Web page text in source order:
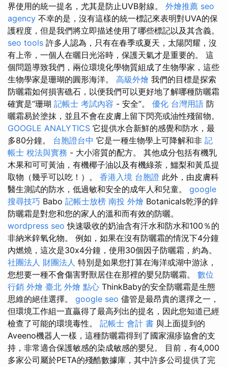
界使用的統一提名，尤其是防止UVB射線。 外燴推薦 seo
agency 不幸的是，沒有這樣的統一標記來表明對UVA的保
護程度，但是我們將立即描述使用了哪些標記以及其含義。
seo tools 許多人認為，只有在春季或夏天，太陽閃耀，沒
有上帝，一個人在曬日光浴時，保護天氣才是重要的。 這
個問題導致我們，兩位環境化學物質組成了生物學家，這些
生物學家是珊瑚的圓形海洋。 高級外燴 我們的目標是探索
防曬霜如何損害礁石，以便我們可以更好地了解哪種防曬霜
確實是“珊瑚 記帳士 考試內容 - 安全”。 優化 台灣用語 防
曬霜易於塗抹，並且不會在皮膚上留下閃亮或油性殘留物。
GOOGLE ANALYTICS 它提供水合新鮮的感覺和防水，最
多80分鐘。 台胞證台中 它是一種生物學上可降解和非 記
帳士 稅法與實務 - 大小溶質的配方。 其他成分包括有機乳
木果和可可黃油，有機椰子油以及有機綠茶，鱷梨和黃瓜提
取物（幾乎可以吃！）。 香港入境 台胞證 此外，由皮膚科
醫生測試的防水，低過敏和安全的成年人和兒童。 google
搜尋技巧 Babo 記帳士放榜 南投 外燴 Botanicals乾淨的鋅
防曬霜是對您和您的家人的溫和而有效的防曬。
wordpress seo 快速吸收的奶油含有汗水和防水和100％的
非納米鋅氧化物。 例如，如果在沒有防曬霜的情況下4分鐘
內燃燒，這次是30x4分鐘，使用30個因子防曬霜，約為。
社團法人 財團法人 特別是如果您打算在海洋或湖中游泳，
您想要一種不會傷害野獸居住在那裡的嬰兒防曬霜。 數位
行銷 外燴 臺北 外燴 點心 ThinkBaby的安全防曬霜是生態
思維的絕佳選擇。 google seo 儘管是最昂貴的選擇之一，
但環境工作組一直贏得了最高列出的提名，因此您知道已經
檢查了可能的環境毒性。 記帳士 會計 書 與上面提到的
Aveeno機器人一樣，這種防曬霜得到了國家濕疹協會的支
持，非常適合保護敏感的染成敏感的嬰兒。 目前，有4,000
多家公司屬於PETA的殘酷數據庫，其中許多公司提供了完